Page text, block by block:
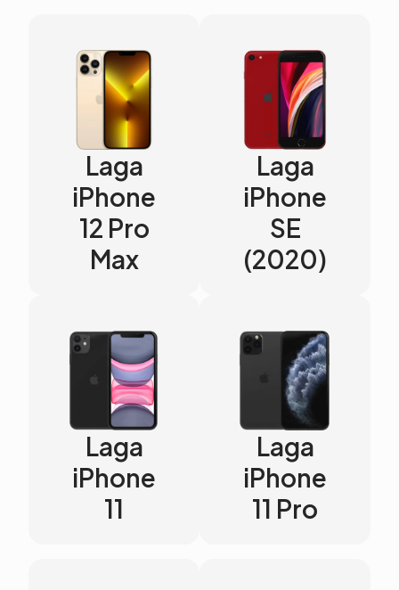
Laga
iPhone
12 Pro
Max
Laga
iPhone
SE
(2020)
Laga
iPhone
11
Laga
iPhone
11 Pro